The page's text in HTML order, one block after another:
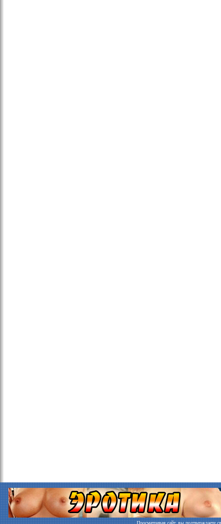
Просматривая сайт, вы подтверждаете